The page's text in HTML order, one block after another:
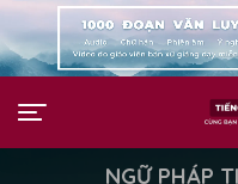
NGỮ PHÁP